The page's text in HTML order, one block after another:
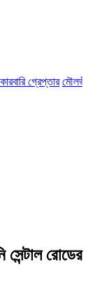
গ্রেপ্তার
রোডের